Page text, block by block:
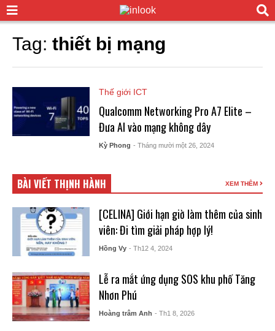
Tag: thiết bị mạng
Thế giới ICT
Qualcomm Networking Pro A7 Elite –
Đưa AI vào mạng không dây
Kỳ Phong - Tháng mười một 26, 2024
BÀI VIẾT THỊNH HÀNH XEM THÊM
[CELINA] Giới hạn giờ làm thêm của sinh
viên: Đi tìm giải pháp hợp lý!
Hồng Vy - Th12 4, 2024
Lễ ra mắt ứng dụng SOS khu phố Tăng
Nhơn Phú
Hoàng trâm Anh - Th1 8, 2026